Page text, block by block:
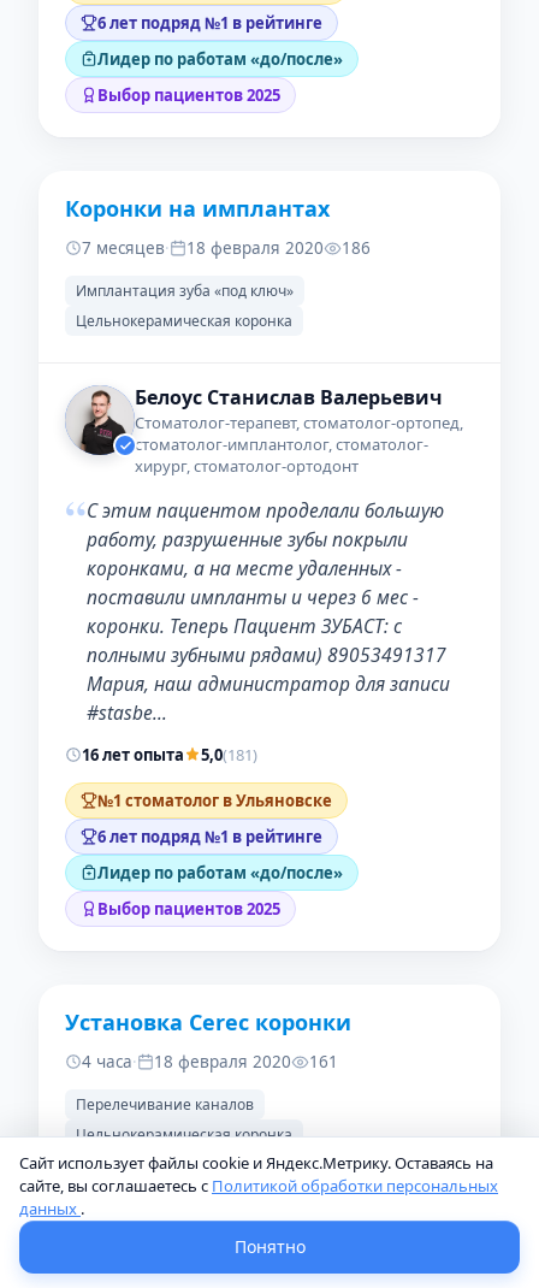
6 лет подряд №1 в рейтинге
Лидер по работам «до/после»
Выбор пациентов 2025
ДО
Коронки на имплантах
7 месяцев· 18 февраля 2020 186
Имплантация зуба «под ключ»
Цельнокерамическая коронка
Белоус Станислав Валерьевич
Стоматолог-терапевт, стоматолог-ортопед,
стоматолог-имплантолог, стоматолог-
хирург, стоматолог-ортодонт
“С этим пациентом проделали большую
работу, разрушенные зубы покрыли
коронками, а на месте удаленных -
поставили импланты и через 6 мес -
коронки. Теперь Пациент ЗУБАСТ: с
полными зубными рядами) 89053491317
Мария, наш администратор для записи
#stasbe…
16 лет опыта 5,0(181)
№1 стоматолог в Ульяновске
6 лет подряд №1 в рейтинге
Лидер по работам «до/после»
Выбор пациентов 2025
ДО
Установка Cerec коронки
4 часа· 18 февраля 2020 161
Перелечивание каналов
Цельнокерамическая коронка
Стоматолог-терапевт, стоматолог-ортопед,
стоматолог-имплантолог, стоматолог-
хирург, стоматолог-ортодонт
Сайт использует файлы cookie и Яндекс.Метрику. Оставаясь на
сайте, вы соглашаетесь с Политикой обработки персональных
данных .
Понятно